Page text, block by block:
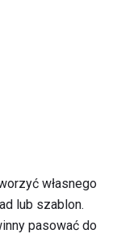
własnego
lub szablon.
pasować do